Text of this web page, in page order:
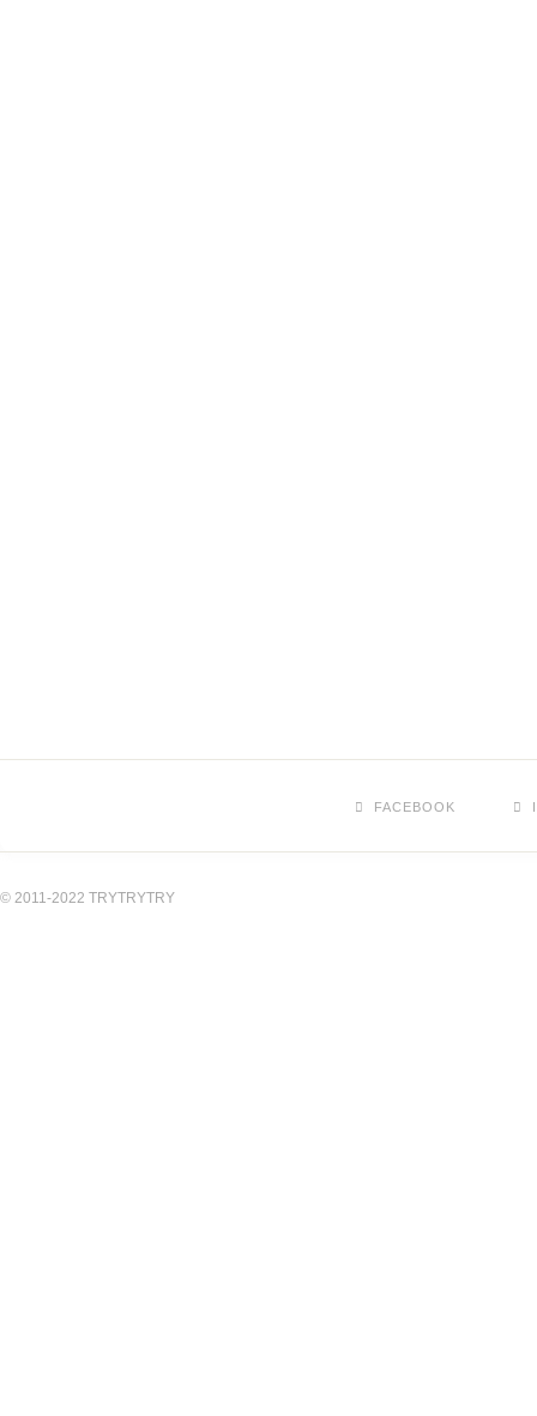
FACEBOOK
© 2011-2022 TRYTRYTRY